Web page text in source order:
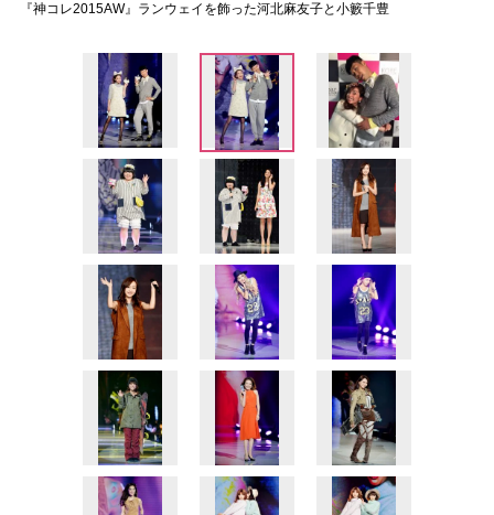
『神コレ2015AW』ランウェイを飾った河北麻友子と小籔千豊